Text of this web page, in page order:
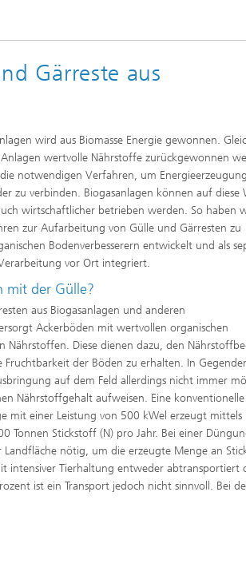
Gärreste aus
wird aus Biomasse Energie gewonnen.
wertvolle Nährstoffe zurückgewonnen
notwendigen Verfahren, um
zu verbinden. Biogasanlagen können auf diese
wirtschaftlicher betrieben werden. So haben
zur Aufarbeitung von Gülle und Gärresten zu
Bodenverbesserern entwickelt und als
vor Ort integriert.
mit der Gülle?
aus Biogasanlagen und anderen
Ackerböden mit wertvollen organischen
Nährstoffen. Diese dienen dazu, den
Fruchtbarkeit der Böden zu erhalten. In
auf dem Feld allerdings nicht immer
Nährstoffgehalt aufweisen. Eine konventionelle
mit einer Leistung von 500 kWel erzeugt mittels
Tonnen Stickstoff (N) pro Jahr. Bei einer
nötig, um die erzeugte Menge an
intensiver Tierhaltung entweder abtransportiert
ist ein Transport jedoch nicht sinnvoll. Bei